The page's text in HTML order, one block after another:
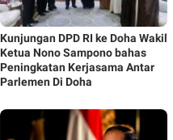
Kunjungan DPD RI ke Doha Wakil
Ketua Nono Sampono bahas
Peningkatan Kerjasama Antar
Parlemen Di Doha